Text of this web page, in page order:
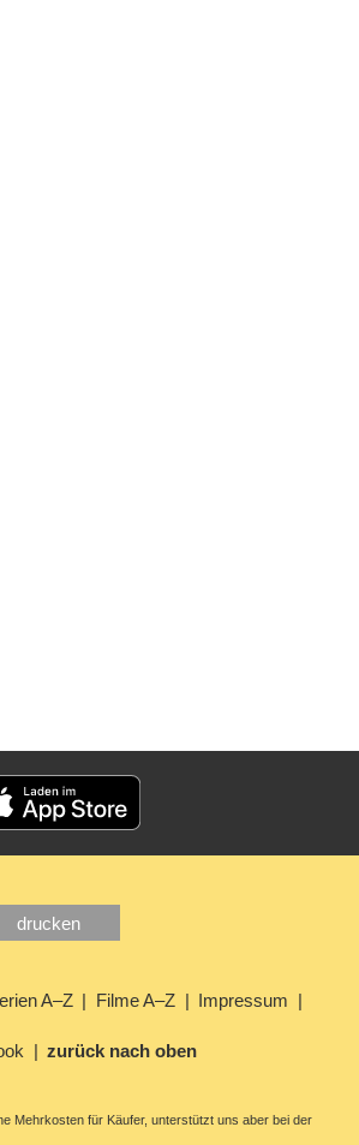
drucken
A–Z Filme A–Z Impressum
zurück nach oben
Mehrkosten für Käufer, unterstützt uns aber bei der